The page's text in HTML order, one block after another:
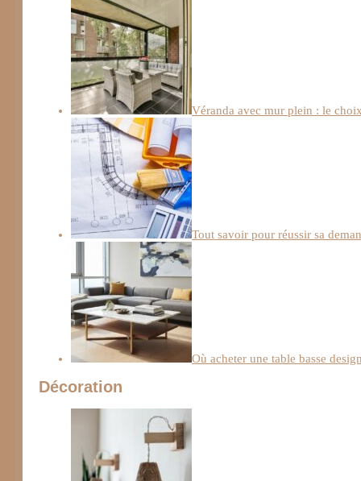
Véranda avec mur plein : le
Tout savoir pour réussir sa
Où acheter une table basse
Décoration